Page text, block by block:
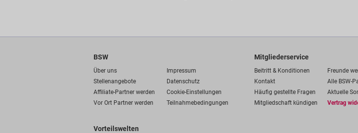
BSW
Über uns
Impressum
Stellenangebote
Datenschutz
Affiliate-Partner werden
Cookie-Einstellungen
Vor Ort Partner werden
Teilnahmebedingungen
Mitgliederservice
Beitritt & Konditionen
Freunde
Kontakt
Alle BSW-
Häufig gestellte Fragen
Aktuelle
Mitgliedschaft kündigen
Vertrag
Vorteilswelten